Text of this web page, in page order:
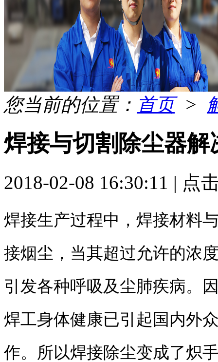
您当前的位置： 首页>
焊接与切割除尘器解
2018-02-08 16:30:11 | 点
焊接生产过程中，焊接材料
接烟尘，当其超过允许的浓
引发各种呼吸及尘肺疾病。
焊工身体健康已引起国内外
作。所以焊接除尘变成了炽